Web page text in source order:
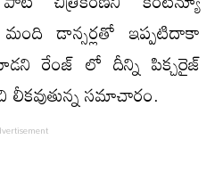
డాన్సర్లతో ఇప్పటిదాకా
రేంజ్ లో దీన్ని పిక్చరైజ్
లీకవుతున్న సమాచారం.